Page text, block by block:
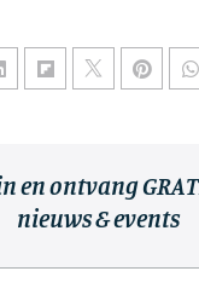
en ontvang
nieuws & events